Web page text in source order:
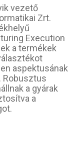
vezető
Zrt.
Execution
a termékek
aspektusának
Robusztus
a gyárak
a